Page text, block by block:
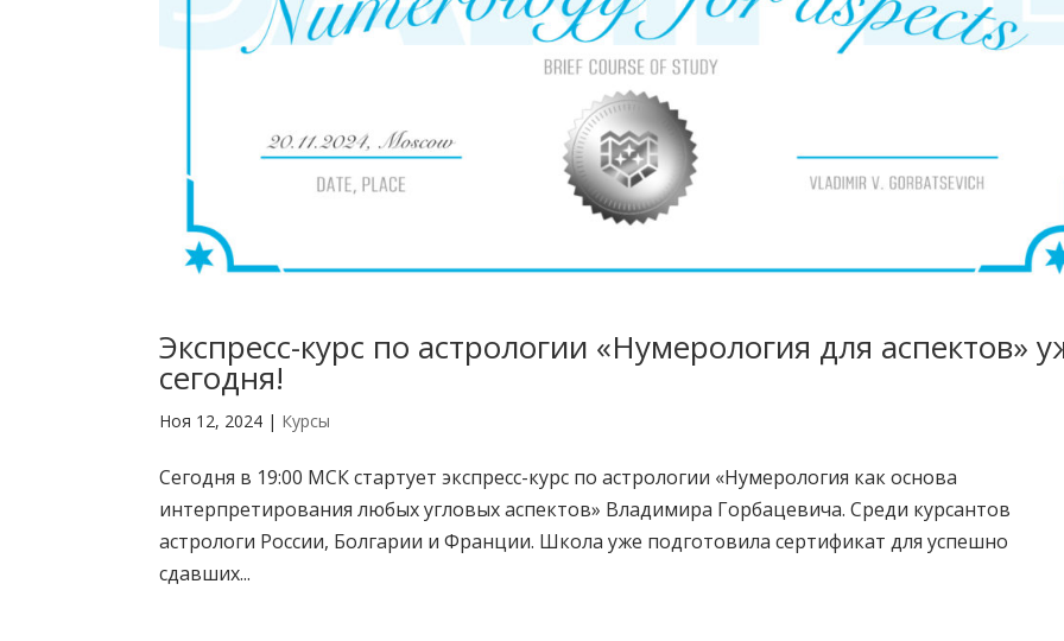
Экспресс-курс по астрологии «Нумерология для аспектов»
сегодня!
Ноя 12, 2024 | Курсы
Сегодня в 19:00 МСК стартует экспресс-курс по астрологии «Нумерология как основа
интерпретирования любых угловых аспектов» Владимира Горбацевича. Среди курсантов
астрологи России, Болгарии и Франции. Школа уже подготовила сертификат для успешно
сдавших...